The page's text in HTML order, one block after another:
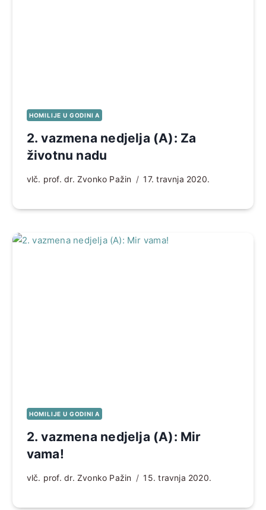
HOMILIJE U GODINI A
2. vazmena nedjelja (A): Za
životnu nadu
vlč. prof. dr. Zvonko Pažin 17. travnja 2020.
HOMILIJE U GODINI A
2. vazmena nedjelja (A): Mir
vama!
vlč. prof. dr. Zvonko Pažin 15. travnja 2020.